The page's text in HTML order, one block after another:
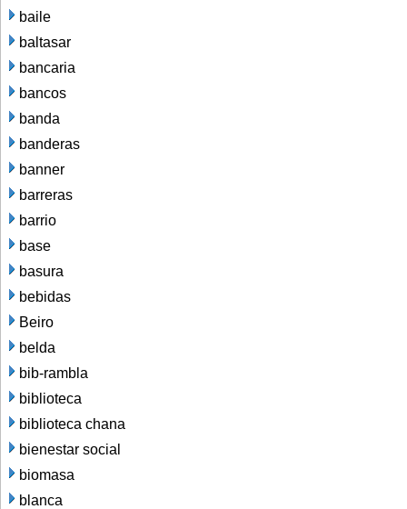
baile
baltasar
bancaria
bancos
banda
banderas
banner
barreras
barrio
base
basura
bebidas
Beiro
belda
bib-rambla
biblioteca
biblioteca chana
bienestar social
biomasa
blanca